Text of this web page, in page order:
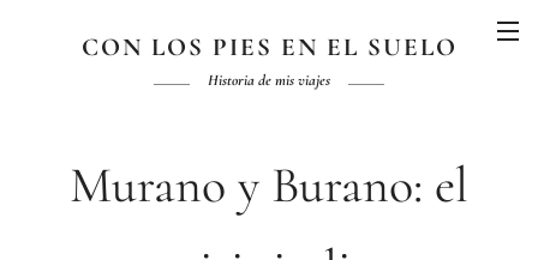
CON LOS PIES EN EL SUELO
Historia de mis viajes
Murano y Burano: el